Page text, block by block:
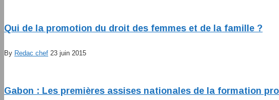
Qui de la promotion du droit des femmes et de la famille ?
By Redac chef 23 juin 2015
Gabon : Les premières assises nationales de la formation